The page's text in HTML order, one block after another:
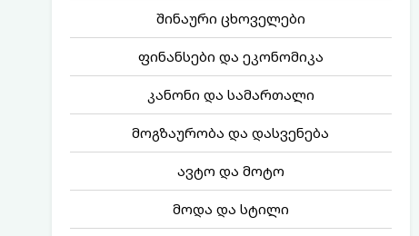
შინაური ცხოველები
ფინანსები და ეკონომიკა
კანონი და სამართალი
მოგზაურობა და დასვენება
ავტო და მოტო
მოდა და სტილი